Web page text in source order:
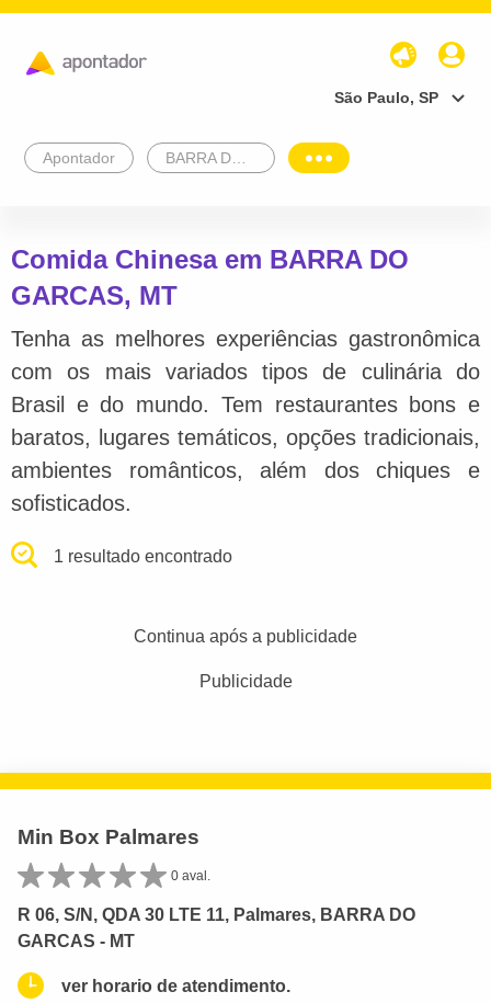
São Paulo, SP
Apontador
Comida Chinesa em BARRA DO
GARCAS, MT
Tenha as melhores experiências gastronômica
com os mais variados tipos de culinária do
Brasil e do mundo. Tem restaurantes bons e
baratos, lugares temáticos, opções tradicionais,
ambientes românticos, além dos chiques e
sofisticados.
1 resultado encontrado
Continua após a publicidade
Publicidade
Min Box Palmares
0 aval.
R 06, S/N, QDA 30 LTE 11, Palmares, BARRA DO
GARCAS - MT
ver horario de atendimento.